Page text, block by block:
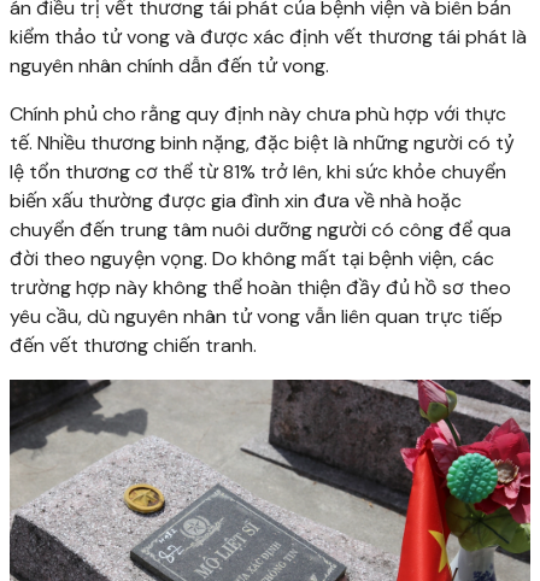
án điều trị vết thương tái phát của bệnh viện và biên bản
kiểm thảo tử vong và được xác định vết thương tái phát là
nguyên nhân chính dẫn đến tử vong.
Chính phủ cho rằng quy định này chưa phù hợp với thực
tế. Nhiều thương binh nặng, đặc biệt là những người có tỷ
lệ tổn thương cơ thể từ 81% trở lên, khi sức khỏe chuyển
biến xấu thường được gia đình xin đưa về nhà hoặc
chuyển đến trung tâm nuôi dưỡng người có công để qua
đời theo nguyện vọng. Do không mất tại bệnh viện, các
trường hợp này không thể hoàn thiện đầy đủ hồ sơ theo
yêu cầu, dù nguyên nhân tử vong vẫn liên quan trực tiếp
đến vết thương chiến tranh.